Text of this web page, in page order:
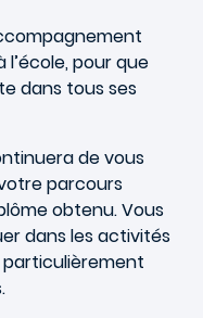
pour que
dans tous ses
de vous
parcours
obtenu. Vous
dans les activités
particulièrement